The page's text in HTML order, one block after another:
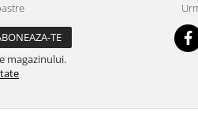
magazinului.